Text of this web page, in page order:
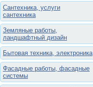
Сантехника, услуги
сантехника
Земляные работы,
ландшафтный дизайн
Бытовая техника, электроника
Фасадные работы, фасадные
системы